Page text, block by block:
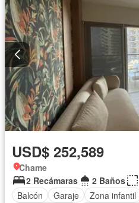
USD$ 252,589
Chame
2 Recámaras
2 Baños
Balcón
Garaje Zona infantil